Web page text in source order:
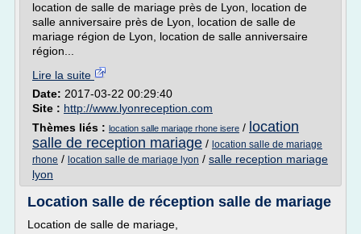
location de salle de mariage près de Lyon, location de
salle anniversaire près de Lyon, location de salle de
mariage région de Lyon, location de salle anniversaire
région...
Lire la suite
Date: 2017-03-22 00:29:40
Site : http://www.lyonreception.com
Thèmes liés : location salle mariage rhone isere / location
salle de reception mariage / location salle de mariage
rhone / location salle de mariage lyon / salle reception mariage
lyon
Location salle de réception salle de mariage
Location de salle de mariage,